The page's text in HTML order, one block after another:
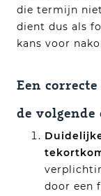
die termijn
dient dus als
kans voor
Een
de volgende
door een